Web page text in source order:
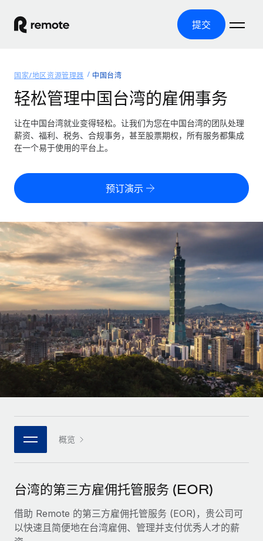
提交
产品
全球招聘
全球薪资管理
轻松运行合规薪资
零实体成本实现全球扩张
全球合规聘用合同工
合同工管理
全球合同工入职与管理
PEO
外包复杂雇佣任务
基础设施
Remote Embedded
将人力资源无缝融入工作流程
团队的内置核心人力资源功能
连接 新的
使用我们的 MCP 将任何人工智能工具与 Remote 平台相连
借助核心业务工具简化流程
服务
覆盖全球
美国各州浏览器
Remote 无惧对比
了解我们的竞争优势
成长阶段
初创企业
为成长型企业量身打造的全球敏捷型人力资源与薪资解决方案
中型市场
通过定制化人力资源解决方案扩展团队
企业
与我们携手合作
战略技术合作伙伴
与我们共探合作机遇
资源
工具与计算器
误分类风险计算工具
员工成本计算器
计算任何国家的员工总成本
合同工薪酬结算计算器
探索全球合同工的结算货币选项与结算速度
通过 REMOTE 学习
研究与指引
案例研究
人力资源术语表
核对表和模板
职位描述库
网络研讨会
活动
新闻室
薪金与人才洞察
定价
中文（简体）
English
Nederlands
Français
Deutsch
Español
Italiano
Português (Portugal)
日本語
한국어
中文（简体）
登录
国家/地区资源管理器 中国台湾
轻松管理中国台湾的雇佣事务
让在中国台湾就业变得轻松。让我们为您在中国台湾的团队处理
薪资、福利、税务、合规事务，甚至股票期权，所有服务都集成
在一个易于使用的平台上。
预订演示
概览
台湾的第三方雇佣托管服务 (EOR)
借助 Remote 的第三方雇佣托管服务 (EOR)，贵公司可
以快速且简便地在台湾雇佣、管理并支付优秀人才的薪